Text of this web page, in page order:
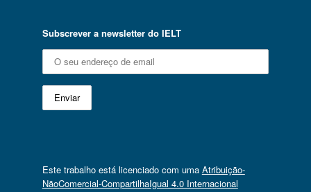
Subscrever a newsletter do IELT
Este trabalho está licenciado com uma Atribuição-
NãoComercial-CompartilhaIgual 4.0 Internacional